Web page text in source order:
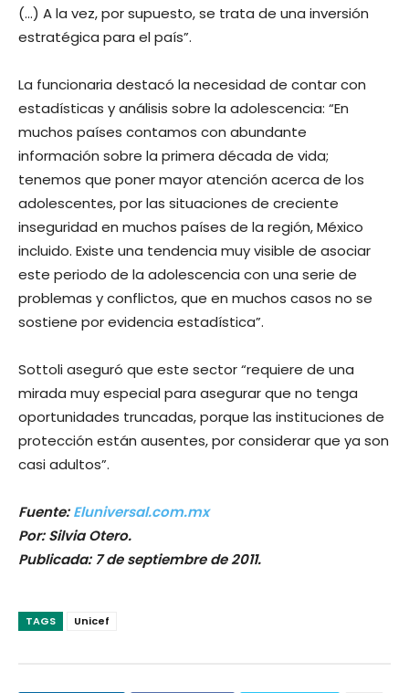
(…) A la vez, por supuesto, se trata de una inversión
estratégica para el país”.
La funcionaria destacó la necesidad de contar con
estadísticas y análisis sobre la adolescencia: “En
muchos países contamos con abundante
información sobre la primera década de vida;
tenemos que poner mayor atención acerca de los
adolescentes, por las situaciones de creciente
inseguridad en muchos países de la región, México
incluido. Existe una tendencia muy visible de asociar
este periodo de la adolescencia con una serie de
problemas y conflictos, que en muchos casos no se
sostiene por evidencia estadística”.
Sottoli aseguró que este sector “requiere de una
mirada muy especial para asegurar que no tenga
oportunidades truncadas, porque las instituciones de
protección están ausentes, por considerar que ya son
casi adultos”.
Fuente:Eluniversal.com.mx
Por: Silvia Otero.
Publicada: 7 de septiembre de 2011.
TAGS Unicef